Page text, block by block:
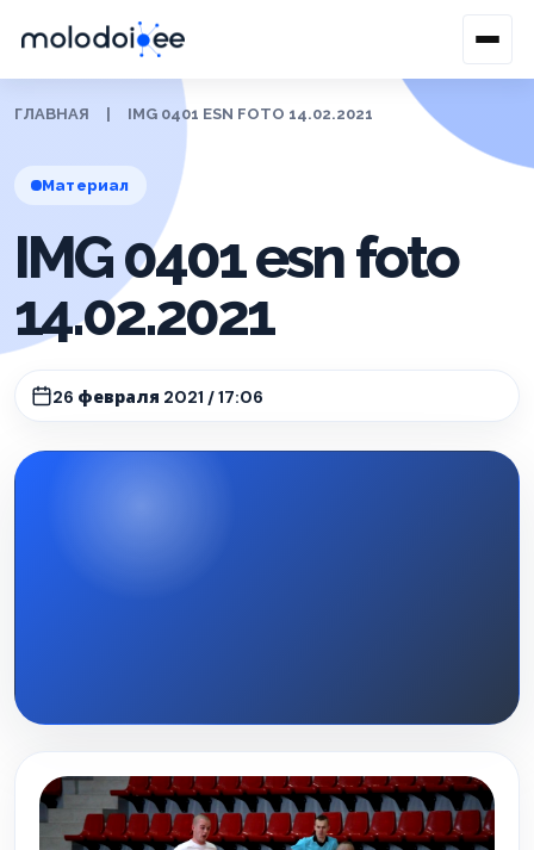
ГЛАВНАЯ IMG 0401 ESN FOTO 14.02.2021
Материал
IMG 0401 esn foto
14.02.2021
26 февраля 2021 / 17:06